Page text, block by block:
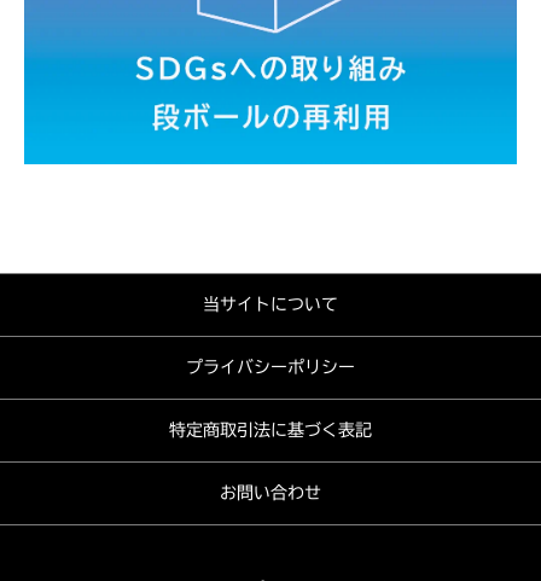
当サイトについて
プライバシーポリシー
特定商取引法に基づく表記
お問い合わせ